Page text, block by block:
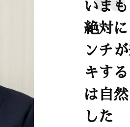
いま
絶対
ンチ
キす
は自
した